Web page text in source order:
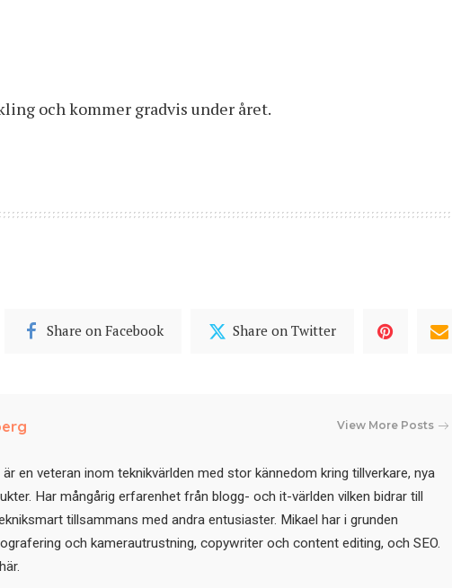
och kommer gradvis under året.
Share on Facebook Share on Twitter
View More Posts
en veteran inom teknikvärlden med stor kännedom kring tillverkare, nya
Har mångårig erfarenhet från blogg- och it-världen vilken bidrar till
tillsammans med andra entusiaster. Mikael har i grunden
och kamerautrustning, copywriter och content editing, och SEO.
.